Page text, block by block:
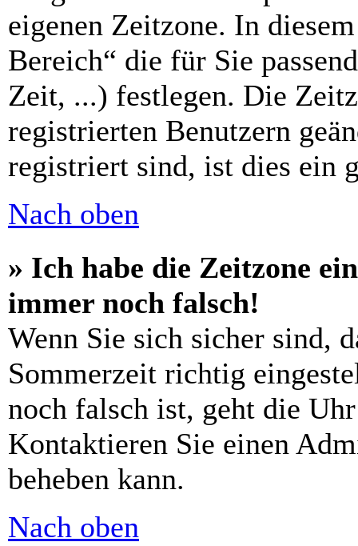
eigenen Zeitzone. In
Bereich“ die für Sie
Zeit, ...) festlegen. Die
registrierten Benutzern
registriert sind, ist dies ein
Nach oben
» Ich habe die Zeitzone
immer noch falsch!
Wenn Sie sich sicher sind,
Sommerzeit richtig
noch falsch ist, geht die
Kontaktieren Sie einen
beheben kann.
Nach oben